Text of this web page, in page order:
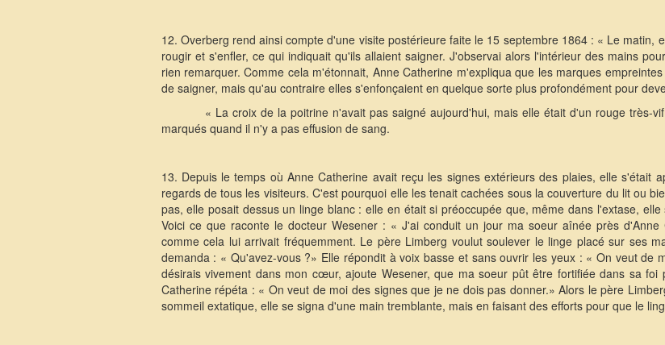
12. Overberg rend ainsi compte d'une visite postérieure faite le 15 septembre 1864 : « Le matin,
rougir et s'enfler, ce qui indiquait qu'ils allaient saigner. J'observai alors l'intérieur des mains
rien remarquer. Comme cela m'étonnait, Anne Catherine m'expliqua que les marques
de saigner, mais qu'au contraire elles s'enfonçaient en quelque sorte plus profondément pour
« La croix de la poitrine n'avait pas saigné aujourd'hui, mais elle était d'un rouge très-
marqués quand il n'y a pas effusion de sang.
13. Depuis le temps où Anne Catherine avait reçu les signes extérieurs des plaies, elle s'était
regards de tous les visiteurs. C'est pourquoi elle les tenait cachées sous la couverture du lit ou
pas, elle posait dessus un linge blanc : elle en était si préoccupée que, même dans l'extase,
Voici ce que raconte le docteur Wesener : « J'ai conduit un jour ma soeur aînée près d'Anne
comme cela lui arrivait fréquemment. Le père Limberg voulut soulever le linge placé sur ses
demanda : « Qu'avez-vous ?» Elle répondit à voix basse et sans ouvrir les yeux : « On veut de
désirais vivement dans mon cœur, ajoute Wesener, que ma soeur pût être fortifiée dans sa
Catherine répéta : « On veut de moi des signes que je ne dois pas donner.» Alors le père
sommeil extatique, elle se signa d'une main tremblante, mais en faisant des efforts pour que le